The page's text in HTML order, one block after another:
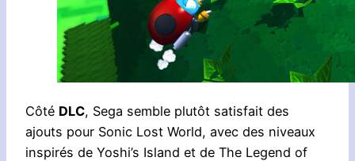
Côté DLC, Sega semble plutôt satisfait des
ajouts pour Sonic Lost World, avec des niveaux
inspirés de Yoshi’s Island et de The Legend of